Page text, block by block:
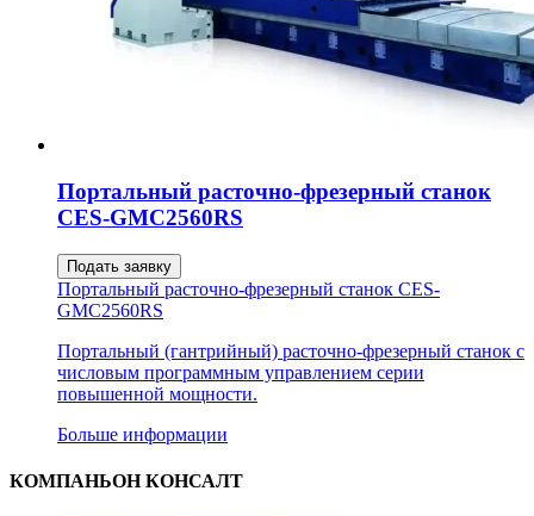
Портальный расточно-фрезерный станок
CES-GMC2560RS
Подать заявку
Портальный расточно-фрезерный станок CES-
GMC2560RS
Портальный (гантрийный) расточно-фрезерный станок с
числовым программным управлением серии
повышенной мощности.
Больше информации
КОМПАНЬОН КОНСАЛТ